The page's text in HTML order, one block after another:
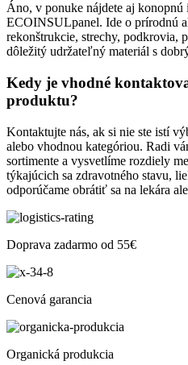
Áno, v ponuke nájdete aj
ECOINSULpanel. Ide o prírodnú
rekonštrukcie, strechy, podkrovia,
dôležitý udržateľný materiál s
Kedy je vhodné
produktu?
Kontaktujte nás, ak si nie ste istí
alebo vhodnou kategóriou. Radi
sortimente a vysvetlíme rozdiely
týkajúcich sa zdravotného stavu,
odporúčame obrátiť sa na lekára
Doprava zadarmo od 55€
Cenová garancia
Organická produkcia